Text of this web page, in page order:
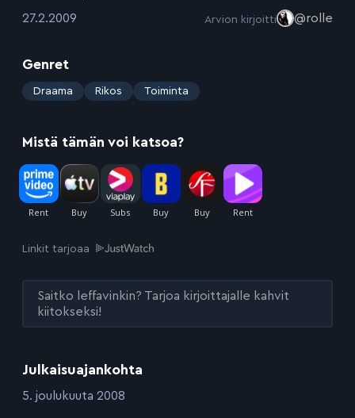
Julkaisuajankohta
:5. joulukuuta 2008
:27.2.2009 Arvion kirjoitti @rolle
Genret
: Draama Rikos Toiminta
Mistä tämän voi katsoa?
Linkit tarjoaa
Saitko leffavinkin? Tarjoa kirjoittajalle kahvit
kiitokseksi!